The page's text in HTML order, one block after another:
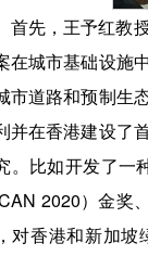
首先，王予红教
在城市基础设施
市道路和预制生
并在香港建设了
。比如开发了一
iCAN 2020）金
对香港和新加